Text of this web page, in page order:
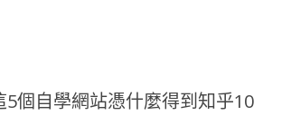
5個自學網站憑什麼得到知乎10